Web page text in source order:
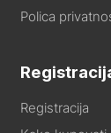
Polica
Registracija